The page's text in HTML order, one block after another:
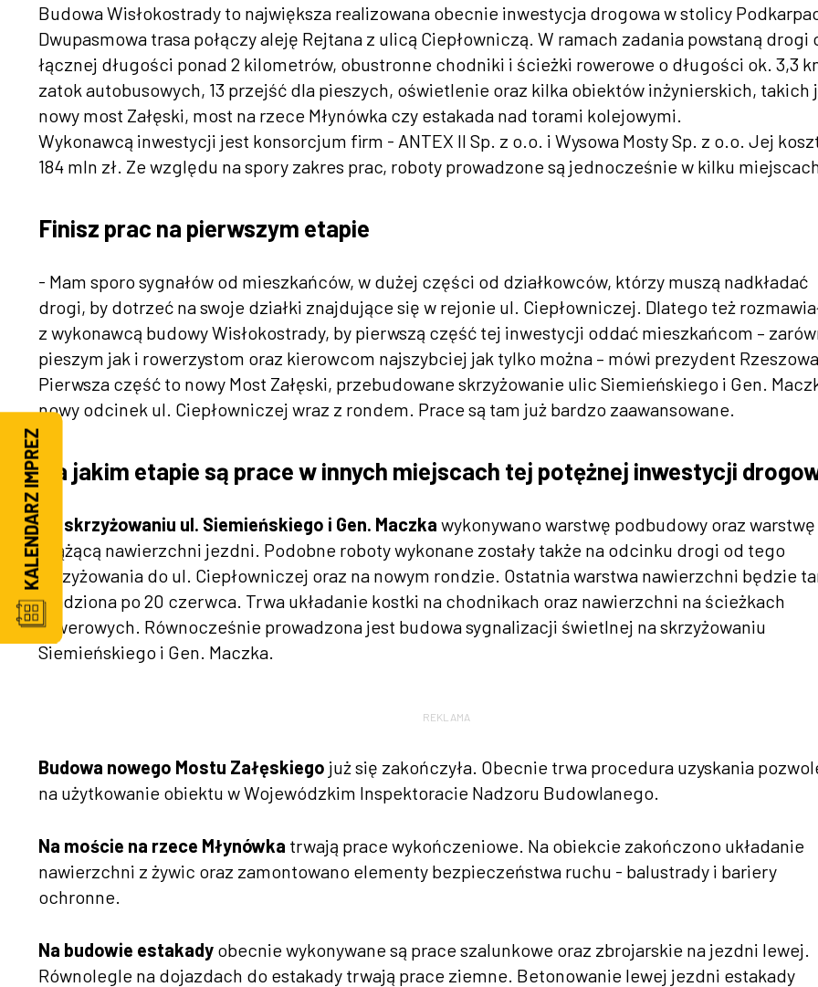
Budowa Wisłokostrady to największa realizowana obecnie inwestycja drogowa w stolicy
Dwupasmowa trasa połączy aleję Rejtana z ulicą Ciepłowniczą. W ramach zadania powstaną drogi
łącznej długości ponad 2 kilometrów, obustronne chodniki i ścieżki rowerowe o długości ok. 3,3
zatok autobusowych, 13 przejść dla pieszych, oświetlenie oraz kilka obiektów inżynierskich, takich
nowy most Załęski, most na rzece Młynówka czy estakada nad torami kolejowymi.
Wykonawcą inwestycji jest konsorcjum firm - ANTEX II Sp. z o.o. i Wysowa Mosty Sp. z o.o. Jej
184 mln zł. Ze względu na spory zakres prac, roboty prowadzone są jednocześnie w kilku
Finisz prac na pierwszym etapie
- Mam sporo sygnałów od mieszkańców, w dużej części od działkowców, którzy muszą nadkładać
drogi, by dotrzeć na swoje działki znajdujące się w rejonie ul. Ciepłowniczej. Dlatego też
z wykonawcą budowy Wisłokostrady, by pierwszą część tej inwestycji oddać mieszkańcom –
pieszym jak i rowerzystom oraz kierowcom najszybciej jak tylko można – mówi prezydent
Pierwsza część to nowy Most Załęski, przebudowane skrzyżowanie ulic Siemieńskiego i Gen.
nowy odcinek ul. Ciepłowniczej wraz z rondem. Prace są tam już bardzo zaawansowane.
Na jakim etapie są prace w innych miejscach tej potężnej inwestycji
Na skrzyżowaniu ul. Siemieńskiego i Gen. Maczka wykonywano warstwę podbudowy oraz warstwę
wiążącą nawierzchni jezdni. Podobne roboty wykonane zostały także na odcinku drogi od tego
skrzyżowania do ul. Ciepłowniczej oraz na nowym rondzie. Ostatnia warstwa nawierzchni będzie
kładziona po 20 czerwca. Trwa układanie kostki na chodnikach oraz nawierzchni na ścieżkach
rowerowych. Równocześnie prowadzona jest budowa sygnalizacji świetlnej na skrzyżowaniu
Siemieńskiego i Gen. Maczka.
REKLAMA
Budowa nowego Mostu Załęskiego już się zakończyła. Obecnie trwa procedura uzyskania
na użytkowanie obiektu w Wojewódzkim Inspektoracie Nadzoru Budowlanego.
Na moście na rzece Młynówka trwają prace wykończeniowe. Na obiekcie zakończono układanie
nawierzchni z żywic oraz zamontowano elementy bezpieczeństwa ruchu - balustrady i bariery
ochronne.
Na budowie estakady obecnie wykonywane są prace szalunkowe oraz zbrojarskie na jezdni lewej.
Równolegle na dojazdach do estakady trwają prace ziemne. Betonowanie lewej jezdni estakady
KALENDARZ IMPREZ